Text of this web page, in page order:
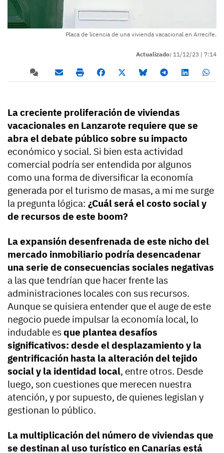
Placa de licencia de una vivienda vacacional en Arrecife.
Actualizado: 11/12/23 | 7:14
La creciente proliferación de viviendas
vacacionales en Lanzarote requiere que se
abra el debate público sobre su impacto
económico y social. Si bien esta actividad
comercial podría ser entendida por algunos
como una forma de diversificar la economía
generada por el turismo de masas, a mi me surge
la pregunta lógica: ¿Cuál será el costo social y
de recursos de este boom?
La expansión desenfrenada de este nicho del
mercado inmobiliario podría desencadenar
una serie de consecuencias sociales negativas
a las que tendrían que hacer frente las
administraciones locales con sus recursos.
Aunque se quisiera entender que el auge de este
negocio puede impulsar la economía local, lo
indudable esque plantea desafíos
significativos: desde el desplazamiento y la
gentrificación hasta la alteración del tejido
social y la identidad local, entre otros. Desde
luego, son cuestiones que merecen nuestra
atención, y por supuesto, de quienes legislan y
gestionan lo público.
La multiplicación del número de viviendas que
se destinan al uso turístico en Canarias está